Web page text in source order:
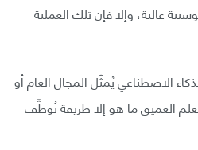
عالية، وإلا فإن تلك العملية
الاصطناعي يُمثّل المجال العام أو
العميق ما هو إلا طريقة تُوظَّف